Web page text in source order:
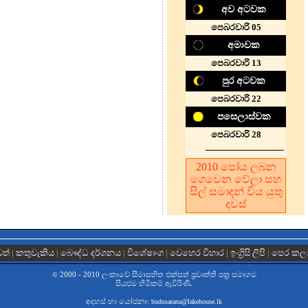
අව අටවක
පෙබරවාරි 05
අමාවක
පෙබරවාරි 13
පුර අටවක
පෙබරවාරි 22
පසෙලාස්වක
පෙබරවාරි 28
2010 පෝය ලබන
ගෙවෙන වේලා සහ
සිල් සමාදන් විය යුතු
දවස
| කතුවැකිය| බෞද්ධ දර්ශනය| විශේෂාංග| වෙහෙර විහාර| ඉංග්‍රිසි ලිපි| පෙර
©2000 - 2010 ලංකාවේ සීමාසහිත එක්සත් ප‍්‍රවෘත්ති පත්‍ර සමාගම
සියළුම හිමිකම් ඇවිරිණි.
අදහස් හා යෝජනා: budusarana@lakehouse.lk